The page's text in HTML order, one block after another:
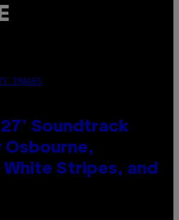
IMAGES
Soundtrack
Osbourne,
Stripes, and